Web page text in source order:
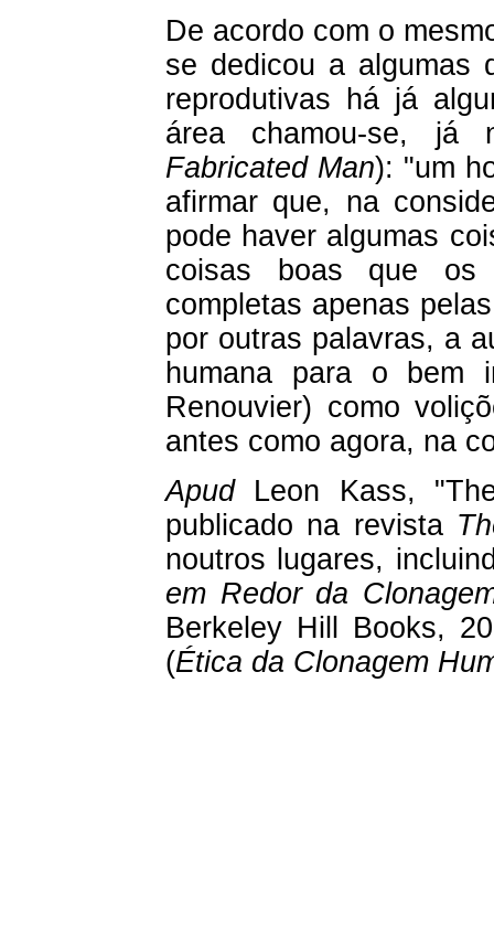
De acordo com o
se dedicou a algumas
reprodutivas há já
área chamou-se,
Fabricated Man): "um
afirmar que, na
pode haver algumas
coisas boas que os
completas apenas
por outras palavras, a
humana para o bem
Renouvier) como
antes como agora, na
ApudLeon Kass, "The
publicado na revista
noutros lugares,
em Redor da
Berkeley Hill Books,
(Ética da Clonagem